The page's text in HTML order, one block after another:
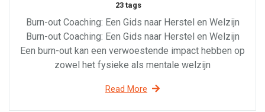
23 tags
Burn-out Coaching: Een Gids naar Herstel en Welzijn
Burn-out Coaching: Een Gids naar Herstel en Welzijn
Een burn-out kan een verwoestende impact hebben op
zowel het fysieke als mentale welzijn
Read More